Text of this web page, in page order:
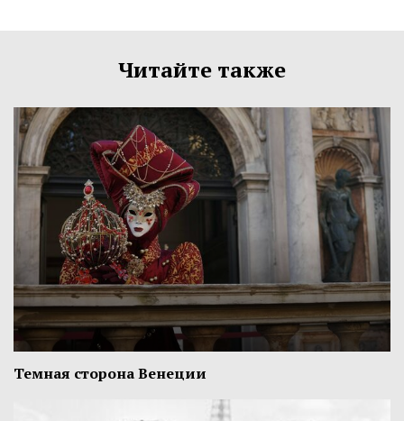
Читайте также
Темная сторона Венеции